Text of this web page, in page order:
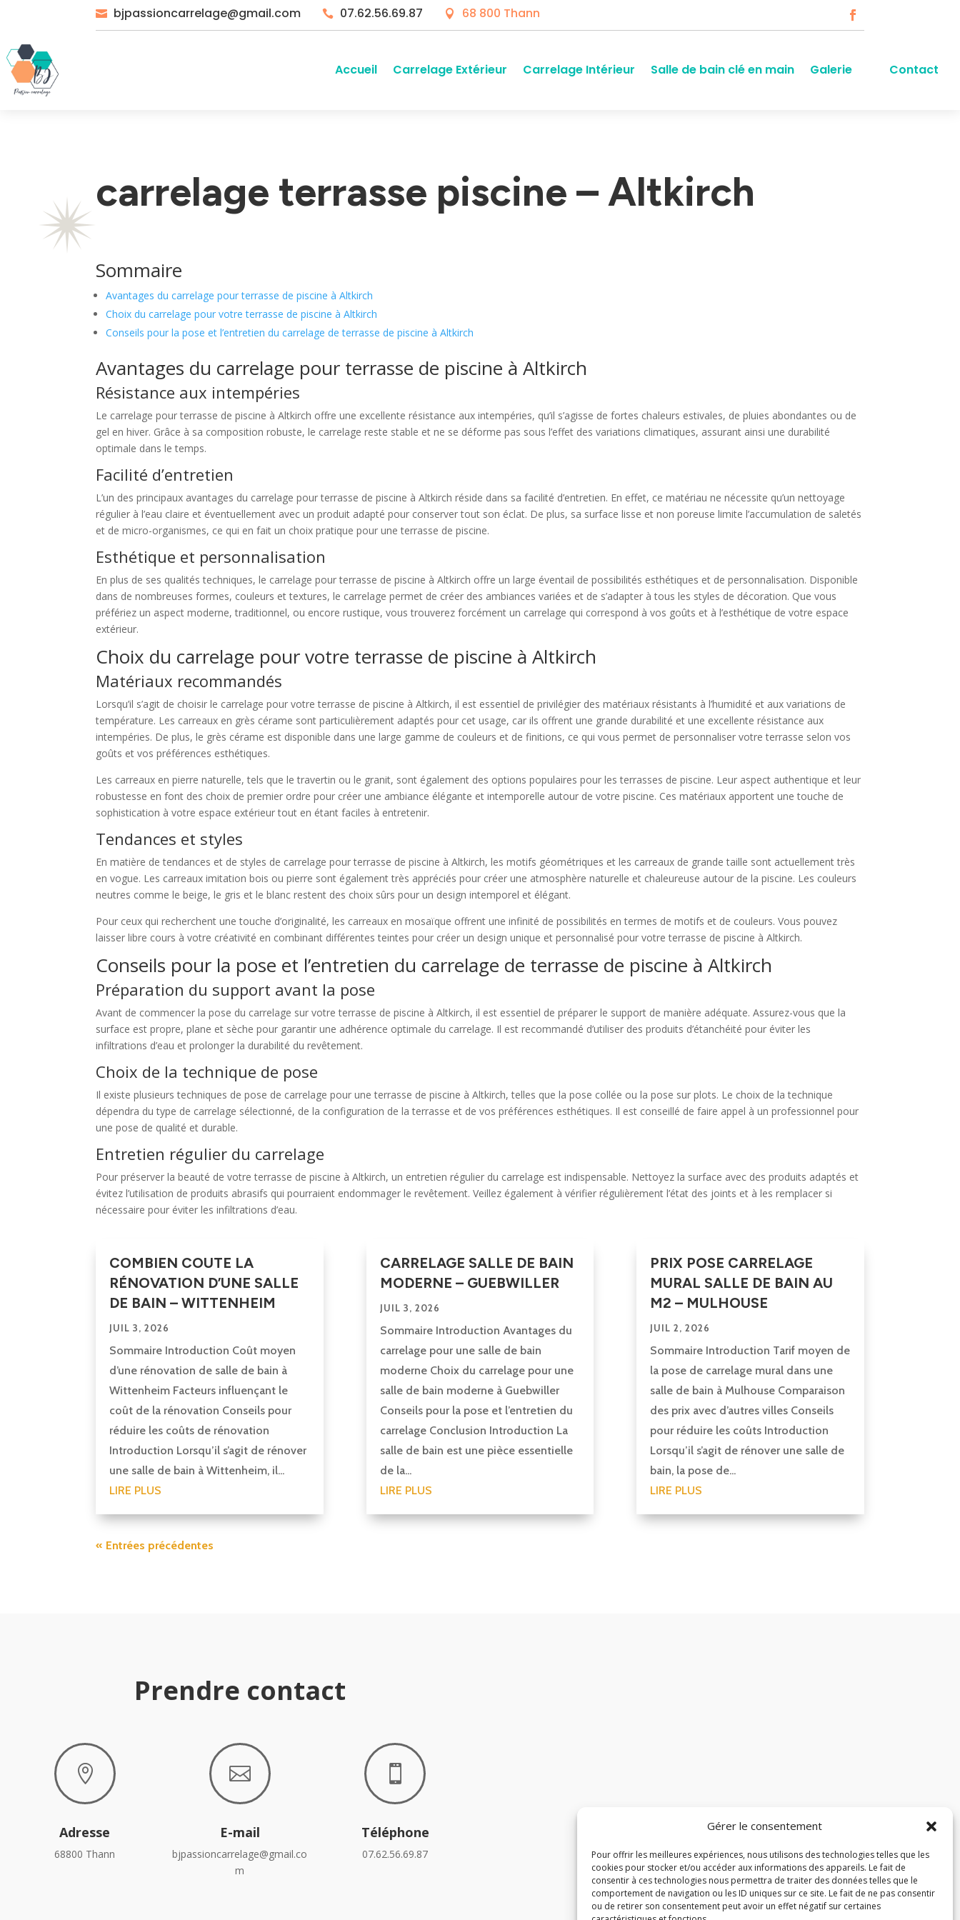
Gérer le consentement
Pour offrir les meilleures expériences, nous utilisons des technologies telles que les
cookies pour stocker et/ou accéder aux informations des appareils. Le fait de
consentir à ces technologies nous permettra de traiter des données telles que le
comportement de navigation ou les ID uniques sur ce site. Le fait de ne pas consentir
ou de retirer son consentement peut avoir un effet négatif sur certaines
 bjpassioncarrelage@gmail.com  07.62.56.69.87  68 800 Thann
Accueil Carrelage Extérieur Carrelage Intérieur Salle de bain clé en main Galerie Contact
carrelage terrasse piscine – Altkirch
Sommaire
Avantages du carrelage pour terrasse de piscine à Altkirch
Choix du carrelage pour votre terrasse de piscine à Altkirch
Conseils pour la pose et l’entretien du carrelage de terrasse de piscine à Altkirch
Avantages du carrelage pour terrasse de piscine à Altkirch
Résistance aux intempéries
Le carrelage pour terrasse de piscine à Altkirch offre une excellente résistance aux intempéries, qu’il s’agisse de fortes chaleurs estivales, de pluies abondantes ou de
gel en hiver. Grâce à sa composition robuste, le carrelage reste stable et ne se déforme pas sous l’effet des variations climatiques, assurant ainsi une durabilité
optimale dans le temps.
Facilité d’entretien
L’un des principaux avantages du carrelage pour terrasse de piscine à Altkirch réside dans sa facilité d’entretien. En effet, ce matériau ne nécessite qu’un nettoyage
régulier à l’eau claire et éventuellement avec un produit adapté pour conserver tout son éclat. De plus, sa surface lisse et non poreuse limite l’accumulation de saletés
et de micro-organismes, ce qui en fait un choix pratique pour une terrasse de piscine.
Esthétique et personnalisation
En plus de ses qualités techniques, le carrelage pour terrasse de piscine à Altkirch offre un large éventail de possibilités esthétiques et de personnalisation. Disponible
dans de nombreuses formes, couleurs et textures, le carrelage permet de créer des ambiances variées et de s’adapter à tous les styles de décoration. Que vous
préfériez un aspect moderne, traditionnel, ou encore rustique, vous trouverez forcément un carrelage qui correspond à vos goûts et à l’esthétique de votre espace
extérieur.
Choix du carrelage pour votre terrasse de piscine à Altkirch
Matériaux recommandés
Lorsqu’il s’agit de choisir le carrelage pour votre terrasse de piscine à Altkirch, il est essentiel de privilégier des matériaux résistants à l’humidité et aux variations de
température. Les carreaux en grès cérame sont particulièrement adaptés pour cet usage, car ils offrent une grande durabilité et une excellente résistance aux
intempéries. De plus, le grès cérame est disponible dans une large gamme de couleurs et de finitions, ce qui vous permet de personnaliser votre terrasse selon vos
goûts et vos préférences esthétiques.
Les carreaux en pierre naturelle, tels que le travertin ou le granit, sont également des options populaires pour les terrasses de piscine. Leur aspect authentique et leur
robustesse en font des choix de premier ordre pour créer une ambiance élégante et intemporelle autour de votre piscine. Ces matériaux apportent une touche de
sophistication à votre espace extérieur tout en étant faciles à entretenir.
Tendances et styles
En matière de tendances et de styles de carrelage pour terrasse de piscine à Altkirch, les motifs géométriques et les carreaux de grande taille sont actuellement très
en vogue. Les carreaux imitation bois ou pierre sont également très appréciés pour créer une atmosphère naturelle et chaleureuse autour de la piscine. Les couleurs
neutres comme le beige, le gris et le blanc restent des choix sûrs pour un design intemporel et élégant.
Pour ceux qui recherchent une touche d’originalité, les carreaux en mosaïque offrent une infinité de possibilités en termes de motifs et de couleurs. Vous pouvez
laisser libre cours à votre créativité en combinant différentes teintes pour créer un design unique et personnalisé pour votre terrasse de piscine à Altkirch.
Conseils pour la pose et l’entretien du carrelage de terrasse de piscine à Altkirch
Préparation du support avant la pose
Avant de commencer la pose du carrelage sur votre terrasse de piscine à Altkirch, il est essentiel de préparer le support de manière adéquate. Assurez-vous que la
surface est propre, plane et sèche pour garantir une adhérence optimale du carrelage. Il est recommandé d’utiliser des produits d’étanchéité pour éviter les
infiltrations d’eau et prolonger la durabilité du revêtement.
Choix de la technique de pose
Il existe plusieurs techniques de pose de carrelage pour une terrasse de piscine à Altkirch, telles que la pose collée ou la pose sur plots. Le choix de la technique
dépendra du type de carrelage sélectionné, de la configuration de la terrasse et de vos préférences esthétiques. Il est conseillé de faire appel à un professionnel pour
une pose de qualité et durable.
Entretien régulier du carrelage
Pour préserver la beauté de votre terrasse de piscine à Altkirch, un entretien régulier du carrelage est indispensable. Nettoyez la surface avec des produits adaptés et
évitez l’utilisation de produits abrasifs qui pourraient endommager le revêtement. Veillez également à vérifier régulièrement l’état des joints et à les remplacer si
nécessaire pour éviter les infiltrations d’eau.
COMBIEN COUTE LA
RÉNOVATION D’UNE SALLE
DE BAIN – WITTENHEIM
JUIL 3, 2026
Sommaire Introduction Coût moyen
d’une rénovation de salle de bain à
Wittenheim Facteurs influençant le
coût de la rénovation Conseils pour
réduire les coûts de rénovation
Introduction Lorsqu’il s’agit de rénover
une salle de bain à Wittenheim, il...
LIRE PLUS
CARRELAGE SALLE DE BAIN
MODERNE – GUEBWILLER
JUIL 3, 2026
Sommaire Introduction Avantages du
carrelage pour une salle de bain
moderne Choix du carrelage pour une
salle de bain moderne à Guebwiller
Conseils pour la pose et l’entretien du
carrelage Conclusion Introduction La
salle de bain est une pièce essentielle
de la...
LIRE PLUS
PRIX POSE CARRELAGE
MURAL SALLE DE BAIN AU
M2 – MULHOUSE
JUIL 2, 2026
Sommaire Introduction Tarif moyen de
la pose de carrelage mural dans une
salle de bain à Mulhouse Comparaison
des prix avec d’autres villes Conseils
pour réduire les coûts Introduction
Lorsqu’il s’agit de rénover une salle de
bain, la pose de...
LIRE PLUS
« Entrées précédentes
Prendre contact

Adresse
68800 Thann

E-mail
bjpassioncarrelage@gmail.co
m

Téléphone
07.62.56.69.87